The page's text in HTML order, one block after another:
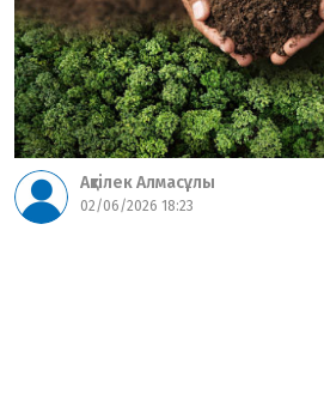
Ақтілек Алмасұлы
02/06/2026 18:23